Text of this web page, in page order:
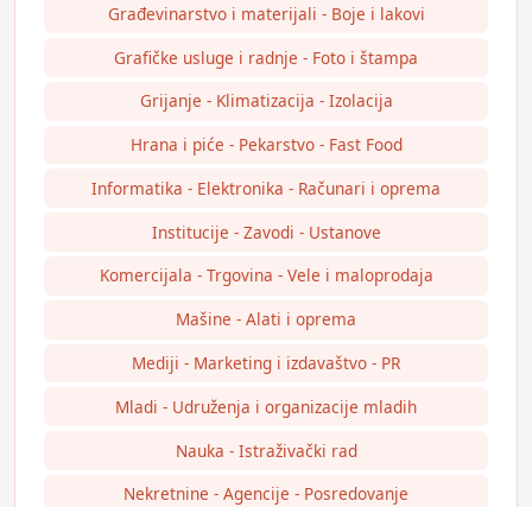
Građevinarstvo i materijali - Boje i lakovi
Grafičke usluge i radnje - Foto i štampa
Grijanje - Klimatizacija - Izolacija
Hrana i piće - Pekarstvo - Fast Food
Informatika - Elektronika - Računari i oprema
Institucije - Zavodi - Ustanove
Komercijala - Trgovina - Vele i maloprodaja
Mašine - Alati i oprema
Mediji - Marketing i izdavaštvo - PR
Mladi - Udruženja i organizacije mladih
Nauka - Istraživački rad
Nekretnine - Agencije - Posredovanje